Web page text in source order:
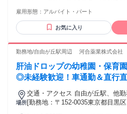
ー活躍中
雇用形態： アルバイト・パート
お気に入り
勤務地/自由が丘駅周辺 河合薬業株式会社
肝油ドロップの幼稚園・保育
◎未経験歓迎！車通勤＆直行直
場所
交通・アクセス 自由が丘駅、他
[勤務地：〒152-0035東京都目黒